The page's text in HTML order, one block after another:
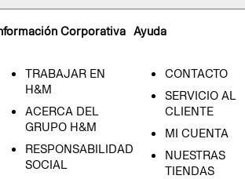
Corporativa
TRABAJAR EN
H&M
ACERCA DEL
GRUPO H&M
RESPONSABILIDAD
SOCIAL
Ayuda
CONTACTO
SERVICIO AL
CLIENTE
MI CUENTA
NUESTRAS
TIENDAS